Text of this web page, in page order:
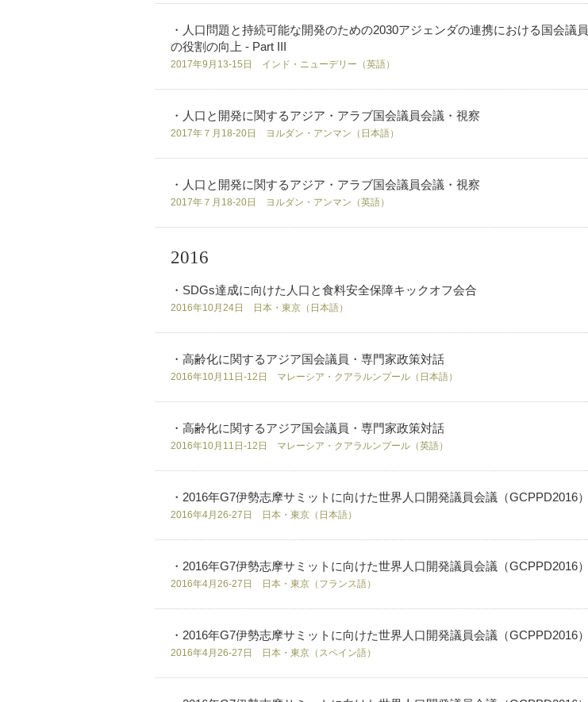
・人口問題と持続可能な開発のための2030アジェンダの連携における国会議員
の役割の向上 - Part III
2017年9月13-15日 インド・ニューデリー（英語）
・人口と開発に関するアジア・アラブ国会議員会議・視察
2017年７月18-20日 ヨルダン・アンマン（日本語）
・人口と開発に関するアジア・アラブ国会議員会議・視察
2017年７月18-20日 ヨルダン・アンマン（英語）
2016
・SDGs達成に向けた人口と食料安全保障キックオフ会合
2016年10月24日 日本・東京（日本語）
・高齢化に関するアジア国会議員・専門家政策対話
2016年10月11日-12日 マレーシア・クアラルンプール（日本語）
・高齢化に関するアジア国会議員・専門家政策対話
2016年10月11日-12日 マレーシア・クアラルンプール（英語）
・2016年G7伊勢志摩サミットに向けた世界人口開発議員会議（GCPPD2016）
2016年4月26-27日 日本・東京（日本語）
・2016年G7伊勢志摩サミットに向けた世界人口開発議員会議（GCPPD2016）
2016年4月26-27日 日本・東京（フランス語）
・2016年G7伊勢志摩サミットに向けた世界人口開発議員会議（GCPPD2016）
2016年4月26-27日 日本・東京（スペイン語）